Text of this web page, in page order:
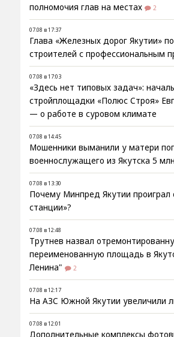
полномочия глав на местах
2
07.08 в 17:37
Глава «Железных дорог Якутии»
строителей с профессиональным
07.08 в 17:03
«Здесь нет типовых задач»:
стройплощадки «Полюс Строя»
— о работе в суровом климате
07.08 в 14:45
Мошенники выманили у матери
военнослужащего из Якутска 5
07.08 в 13:30
Почему Минпред Якутии проиграл
станции»?
07.08 в 12:48
Трутнев назвал
переименованную площадь в
Ленина"
2
07.08 в 12:17
На АЗС Южной Якутии увеличили
07.08 в 12:01
Дополнительные комплексы